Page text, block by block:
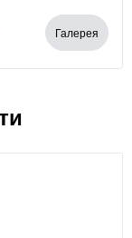
Галерея